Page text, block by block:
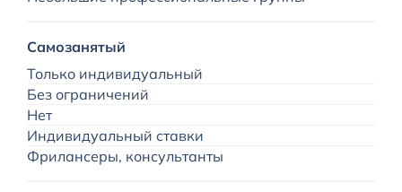
Самозанятый
Только индивидуальный
Без ограничений
Нет
Индивидуальный ставки
Фрилансеры, консультанты